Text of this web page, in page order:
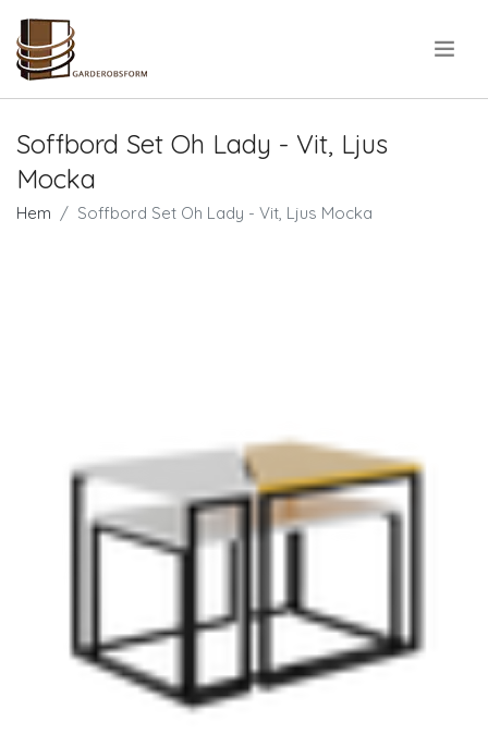
Soffbord Set Oh Lady - Vit, Ljus
Mocka
Hem Soffbord Set Oh Lady - Vit, Ljus Mocka